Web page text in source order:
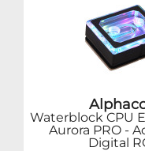
Waterblock CPU
Aurora PRO -
Digital